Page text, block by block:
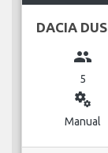
DACIA
group
5
miscellaneous_services
Manual